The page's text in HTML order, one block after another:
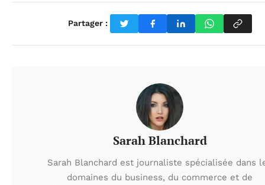
Partager :
Sarah Blanchard
Sarah Blanchard est journaliste spécialisée dans
domaines du business, du commerce et de